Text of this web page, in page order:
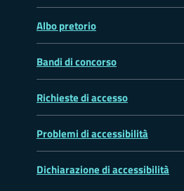
Albo pretorio
Bandi di concorso
Richieste di accesso
Problemi di accessibilità
Dichiarazione di accessibilità